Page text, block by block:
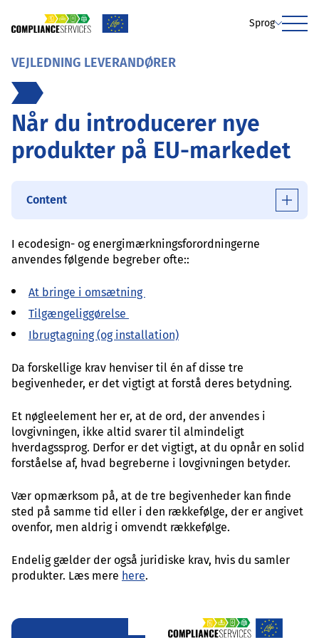
Sprog
Menu
VEJLEDNING LEVERANDØRER
Når du introducerer nye
produkter på EU-markedet
Content
I ecodesign- og energimærkningsforordningerne
anvendes følgende begreber ofte::
At bringe i omsætning
Tilgængeliggørelse
Ibrugtagning (og installation)
Da forskellige krav henviser til én af disse tre
begivenheder, er det vigtigt at forstå deres betydning.
Et nøgleelement her er, at de ord, der anvendes i
lovgivningen, ikke altid svarer til almindeligt
hverdagssprog. Derfor er det vigtigt, at du opnår en solid
forståelse af, hvad begreberne i lovgivningen betyder.
Vær opmærksom på, at de tre begivenheder kan finde
sted på samme tid eller i den rækkefølge, der er angivet
ovenfor, men aldrig i omvendt rækkefølge.
Endelig gælder der også juridiske krav, hvis du samler
produkter. Læs mere here.